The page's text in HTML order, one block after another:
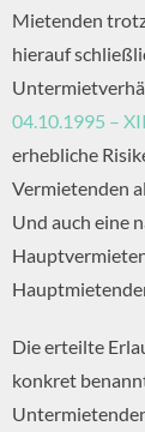
Mietenden
hierauf
04.10.1995 –
erhebliche
Vermietenden
Und auch eine
Die erteilte
konkret